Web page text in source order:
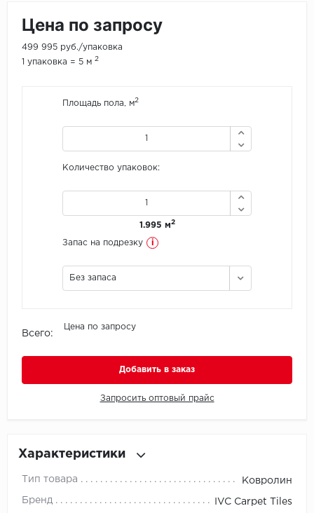
IVC Group
Juteks
Цена по запросу
499 995 руб./упаковка
1 упаковка = 5 м 2
Площадь пола, м2
Количество упаковок:
1.995 м 2
Запас на подрезку i
Без запаса
Всего:
Цена по запросу
Добавить в заказ
Запросить оптовый прайс
Характеристики
Тип товара Ковролин
Бренд IVC Carpet Tiles